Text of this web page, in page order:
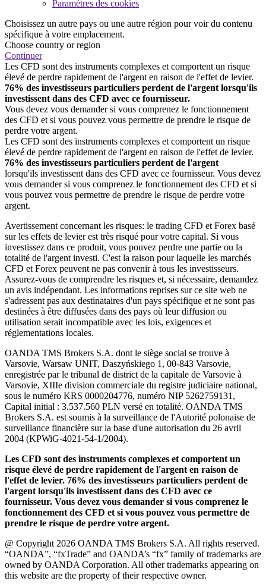
Paramètres des cookies
Choisissez un autre pays ou une autre région pour voir du contenu
spécifique à votre emplacement.
Choose country or region
Continuer
Les CFD sont des instruments complexes et comportent un risque
élevé de perdre rapidement de l'argent en raison de l'effet de levier.
76% des investisseurs particuliers perdent de l'argent lorsqu'ils
investissent dans des CFD avec ce fournisseur.
Vous devez vous demander si vous comprenez le fonctionnement
des CFD et si vous pouvez vous permettre de prendre le risque de
perdre votre argent.
Les CFD sont des instruments complexes et comportent un risque
élevé de perdre rapidement de l'argent en raison de l'effet de levier.
76% des investisseurs particuliers perdent de l'argent
lorsqu'ils investissent dans des CFD avec ce fournisseur. Vous devez
vous demander si vous comprenez le fonctionnement des CFD et si
vous pouvez vous permettre de prendre le risque de perdre votre
argent.
Avertissement concernant les risques: le trading CFD et Forex basé
sur les effets de levier est très risqué pour votre capital. Si vous
investissez dans ce produit, vous pouvez perdre une partie ou la
totalité de l'argent investi. C'est la raison pour laquelle les marchés
CFD et Forex peuvent ne pas convenir à tous les investisseurs.
Assurez-vous de comprendre les risques et, si nécessaire, demandez
un avis indépendant. Les informations reprises sur ce site web ne
s'adressent pas aux destinataires d'un pays spécifique et ne sont pas
destinées à être diffusées dans des pays où leur diffusion ou
utilisation serait incompatible avec les lois, exigences et
réglementations locales.
OANDA TMS Brokers S.A. dont le siège social se trouve à
Varsovie, Warsaw UNIT, Daszyńskiego 1, 00-843 Varsovie,
enregistrée par le tribunal de district de la capitale de Varsovie à
Varsovie, XIIIe division commerciale du registre judiciaire national,
sous le numéro KRS 0000204776, numéro NIP 5262759131,
Capital initial : 3.537.560 PLN versé en totalité. OANDA TMS
Brokers S.A. est soumis à la surveillance de l'Autorité polonaise de
surveillance financière sur la base d'une autorisation du 26 avril
2004 (KPWiG-4021-54-1/2004).
Les CFD sont des instruments complexes et comportent un
risque élevé de perdre rapidement de l'argent en raison de
l'effet de levier. 76% des investisseurs particuliers perdent de
l'argent lorsqu'ils investissent dans des CFD avec ce
fournisseur. Vous devez vous demander si vous comprenez le
fonctionnement des CFD et si vous pouvez vous permettre de
prendre le risque de perdre votre argent.
@ Copyright 2026 OANDA TMS Brokers S.A. All rights reserved.
“OANDA”, “fxTrade” and OANDA’s “fx” family of trademarks are
owned by OANDA Corporation. All other trademarks appearing on
this website are the property of their respective owner.